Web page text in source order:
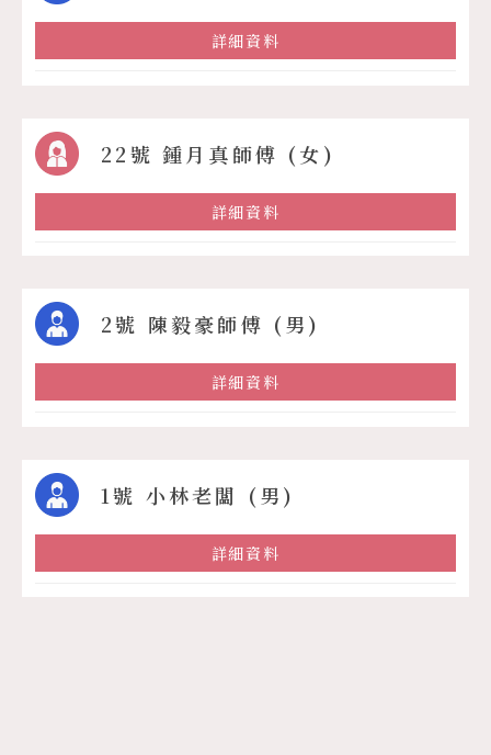
詳細資料
22號 鍾月真師傅 (女)
詳細資料
2號 陳毅豪師傅 (男)
詳細資料
1號 小林老闆 (男)
詳細資料